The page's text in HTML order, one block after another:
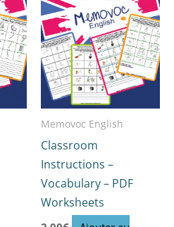
Memovoc English
Classroom
Instructions –
Vocabulary – PDF
Worksheets